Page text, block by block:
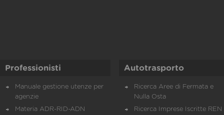
Professionisti
Manuale gestione utenze per
agenzie
Materia ADR-RID-ADN
Autotrasporto
Ricerca Aree di Fermata e
Nulla Osta
Ricerca Imprese Iscritte REN